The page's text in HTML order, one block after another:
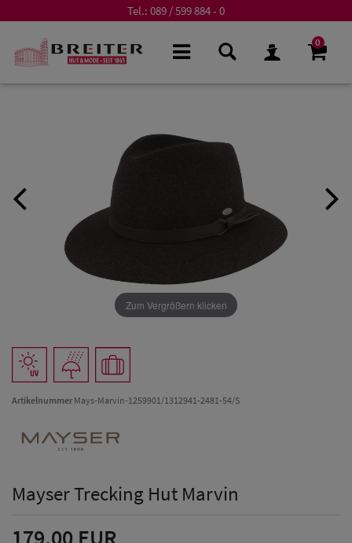
Tel.: 089 / 599 884 - 0
0
Zum Vergrößern klicken
ArtikelnummerMays-Marvin-1259901/1312941-2481-54/S
Mayser Trecking Hut Marvin